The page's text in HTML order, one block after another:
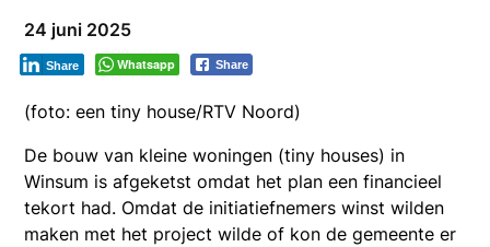
24 juni 2025
Whatsapp Share
Share
(foto: een tiny house/RTV Noord)
De bouw van kleine woningen (tiny houses) in
Winsum is afgeketst omdat het plan een financieel
tekort had. Omdat de initiatiefnemers winst wilden
maken met het project wilde of kon de gemeente er